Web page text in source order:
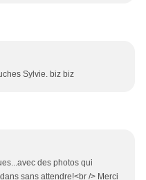
Sylvie. biz biz
des photos qui
sans attendre!<br /> Merci